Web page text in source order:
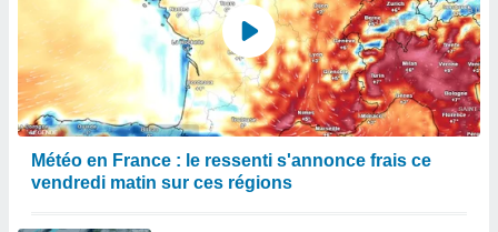
Météo en France : le ressenti s'annonce frais ce
vendredi matin sur ces régions